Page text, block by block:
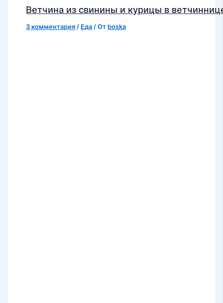
Ветчина из свинины и курицы в
3 комментария / Еда / От boska